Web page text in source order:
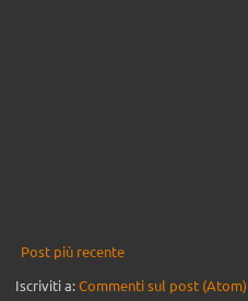
Post più recente
Iscriviti a:Commenti sul post (Atom)